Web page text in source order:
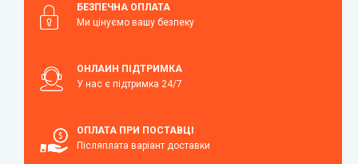
БЕЗПЕЧНА ОПЛАТА
Ми цінуємо вашу безпеку
ОНЛАЙН ПІДТРИМКА
У нас є підтримка 24/7
ОПЛАТА ПРИ ПОСТАВЦІ
Післяплата варіант доставки